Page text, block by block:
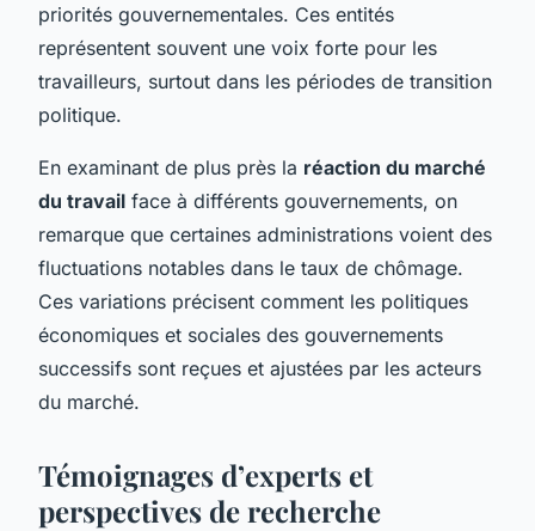
priorités gouvernementales. Ces entités
représentent souvent une voix forte pour les
travailleurs, surtout dans les périodes de transition
politique.
En examinant de plus près la réaction du marché
du travail face à différents gouvernements, on
remarque que certaines administrations voient des
fluctuations notables dans le taux de chômage.
Ces variations précisent comment les politiques
économiques et sociales des gouvernements
successifs sont reçues et ajustées par les acteurs
du marché.
Témoignages d’experts et
perspectives de recherche